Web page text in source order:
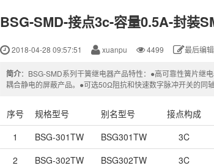
BSG-SMD-接点3c-容量0.5A-封装
2018-04-28 09:57:51 xuanpu 4499 最后编
简介：BSG-SMD系列干簧继电器产品特性：●高可靠性簧片继
耦合静电的屏蔽产品。●可选50Ω阻抗和快速数字脉冲开关的同
序号 规格型号 别名型号 接点构成
1
BSG-301TW BSG301TW 3C
2
BSG-302TW BSG302TW 3C